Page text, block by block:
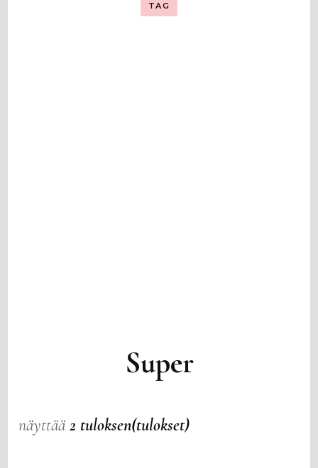
TAG
Super
näyttää2 tuloksen(tulokset)